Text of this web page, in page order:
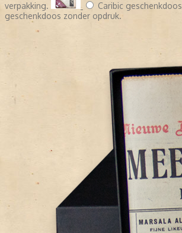
verpakking. Caribic geschenkdoos
geschenkdoos zonder opdruk.